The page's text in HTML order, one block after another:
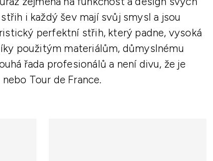
i každý šev mají svůj smysl a jsou
perfektní střih, který padne, vysoká
použitým materiálům, důmyslnému
řada profesionálů a není divu, že je
Tour de France.